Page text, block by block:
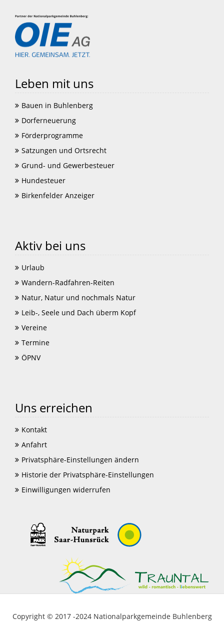
Leben mit uns
Bauen in Buhlenberg
Dorferneuerung
Förderprogramme
Satzungen und Ortsrecht
Grund- und Gewerbesteuer
Hundesteuer
Birkenfelder Anzeiger
Aktiv bei uns
Urlaub
Wandern-Radfahren-Reiten
Natur, Natur und nochmals Natur
Leib-, Seele und Dach überm Kopf
Vereine
Termine
ÖPNV
Uns erreichen
Kontakt
Anfahrt
Privatsphäre-Einstellungen ändern
Historie der Privatsphäre-Einstellungen
Einwilligungen widerrufen
Copyright © 2017 -2024 Nationalparkgemeinde Buhlenberg